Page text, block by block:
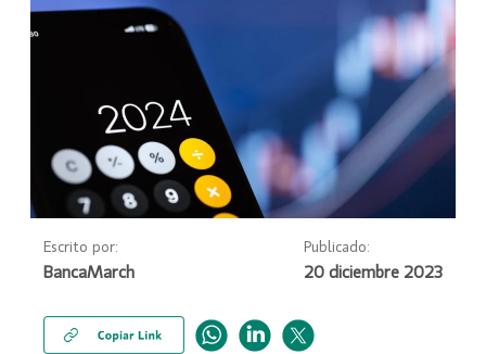
Escrito por:
BancaMarch
Publicado:
20 diciembre 2023